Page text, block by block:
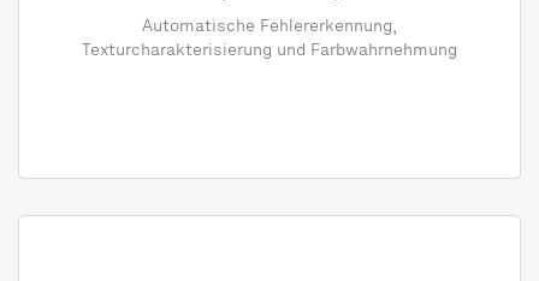
Automatische Fehlererkennung,
Texturcharakterisierung und Farbwahrnehmung